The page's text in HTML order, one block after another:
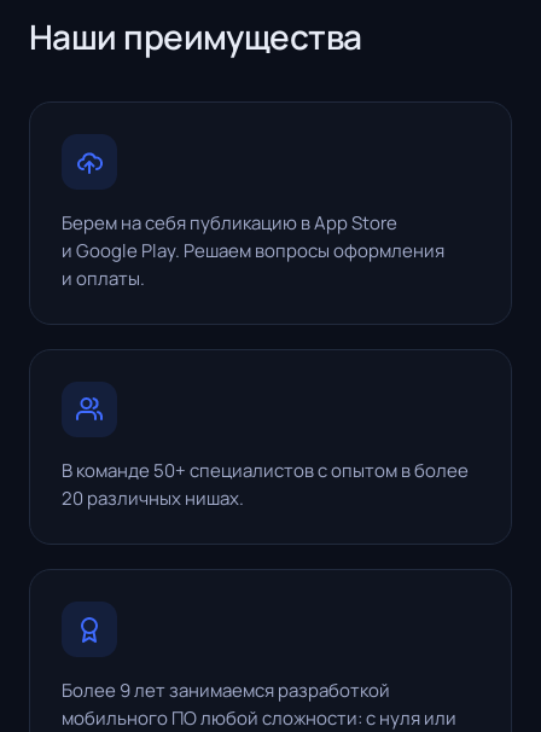
Наши преимущества
Берем на себя публикацию в App Store
и Google Play. Решаем вопросы оформления
и оплаты.
В команде 50+ специалистов с опытом в более
20 различных нишах.
Более 9 лет занимаемся разработкой
мобильного ПО любой сложности: с нуля или